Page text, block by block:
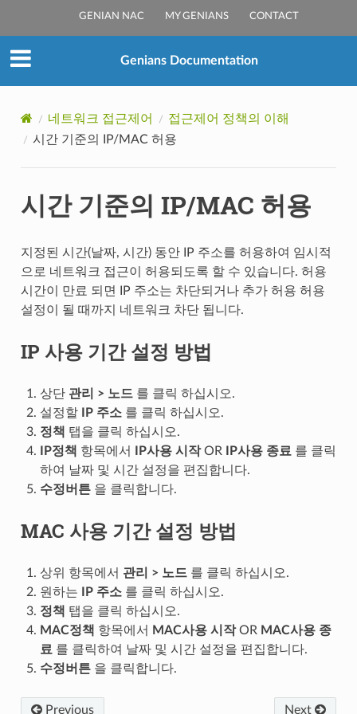
GENIAN NAC MY GENIANS CONTACT
Genians Documentation
네트워크 접근제어
접근제어 정책의 이해
시간 기준의 IP/MAC 허용
시간 기준의 IP/MAC 허용
지정된 시간(날짜, 시간) 동안 IP 주소를 허용하여 임시적
으로 네트워크 접근이 허용되도록 할 수 있습니다. 허용
시간이 만료 되면 IP 주소는 차단되거나 추가 허용 허용
설정이 될 때까지 네트워크 차단 됩니다.
IP 사용 기간 설정 방법
상단 관리 > 노드를 클릭 하십시오.
설정할
IP 주소를 클릭 하십시오.
정책 탭을 클릭 하십시오.
IP정책 항목에서 IP사용 시작OR IP사용 종료 를 클릭
하여 날짜 및 시간 설정을 편집합니다.
수정버튼을 클릭합니다.
MAC 사용 기간 설정 방법
상위 항목에서 관리 > 노드를 클릭 하십시오.
원하는
IP 주소를 클릭 하십시오.
정책 탭을 클릭 하십시오.
MAC정책 항목에서 MAC사용 시작OR MAC사용 종
료 를 클릭하여 날짜 및 시간 설정을 편집합니다.
수정버튼을 클릭합니다.
Previous Next